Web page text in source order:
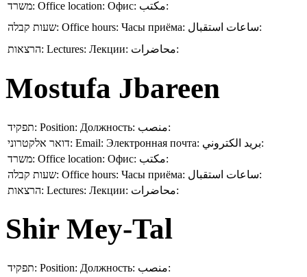
משרד: Office location: Офис:
مكتب:
שעות קבלה: Office hours: Часы приёма:
ساعات استقبال:
הרצאות: Lectures: Лекции: محاضرات:
Mostufa Jbareen
תפקיד: Position: Должность:
منصب:
דואר אלקטרוני: Email: Электронная почта:
بريد الكتروني:
משרד: Office location: Офис:
مكتب:
שעות קבלה: Office hours: Часы приёма:
ساعات استقبال:
הרצאות: Lectures: Лекции: محاضرات:
Shir Mey-Tal
תפקיד: Position: Должность:
منصب: